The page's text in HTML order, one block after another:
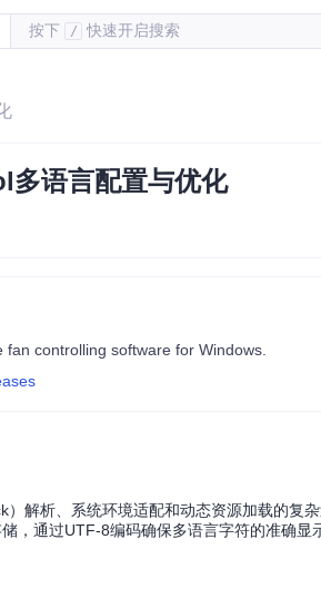
按下 / 快速开启搜索
多语言配置与优化
controlling software for Windows.
）解析、系统环境适配和动态资源加载的复
，通过UTF-8编码确保多语言字符的准确